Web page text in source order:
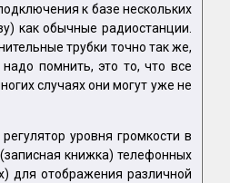
к базе нескольких
как обычные радиостанции.
трубки точно так же,
помнить, это то, что все
случаях они могут уже не
уровня громкости в
книжка) телефонных
для отображения различной